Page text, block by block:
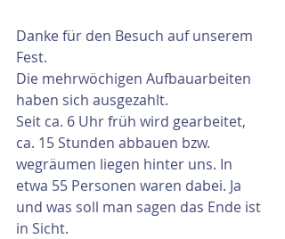
Danke für den Besuch auf unserem
Fest.
Die mehrwöchigen Aufbauarbeiten
haben sich ausgezahlt.
Seit ca. 6 Uhr früh wird gearbeitet,
ca. 15 Stunden abbauen bzw.
wegräumen liegen hinter uns. In
etwa 55 Personen waren dabei. Ja
und was soll man sagen das Ende ist
in Sicht.